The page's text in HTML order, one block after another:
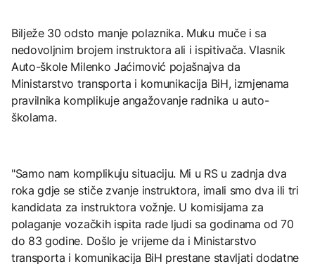
Bilježe 30 odsto manje polaznika. Muku muče i sa
nedovoljnim brojem instruktora ali i ispitivača. Vlasnik
Auto-škole Milenko Jaćimović pojašnajva da
Ministarstvo transporta i komunikacija BiH, izmjenama
pravilnika komplikuje angažovanje radnika u auto-
školama.
"Samo nam komplikuju situaciju. Mi u RS u zadnja dva
roka gdje se stiče zvanje instruktora, imali smo dva ili tri
kandidata za instruktora vožnje. U komisijama za
polaganje vozačkih ispita rade ljudi sa godinama od 70
do 83 godine. Došlo je vrijeme da i Ministarstvo
transporta i komunikacija BiH prestane stavljati dodatne